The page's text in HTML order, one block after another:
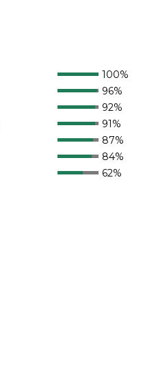
100%
96%
92%
91%
87%
84%
62%